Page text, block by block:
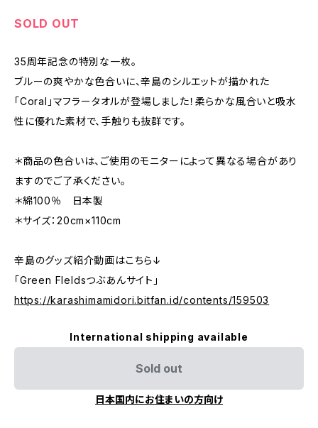
SOLD OUT
35周年記念の特別な一枚。
ブルーの爽やかな色合いに、辛島のシルエットが描かれた
「Coral」マフラータオルが登場しました！柔らかな風合いと吸水
性に優れた素材で、手触りも抜群です。
＊商品の色合いは、ご使用のモニターによって異なる場合があり
ますのでご了承ください。
＊綿100％ 日本製
＊サイズ：20cm×110cm
辛島のグッズ紹介動画はこちら↓
「Green FIeldsつぶあんサイト」
https://karashimamidori.bitfan.id/contents/159503
International shipping available
Sold out
日本国内にお住まいの方向け